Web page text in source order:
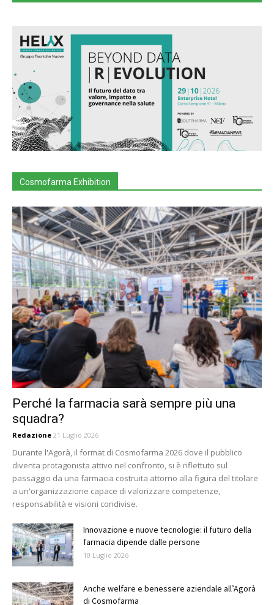
Cosmofarma Exhibition
Perché la farmacia sarà sempre più una
squadra?
Redazione 21 Luglio 2026
Durante l'Agorà, il format di Cosmofarma 2026 dove il pubblico
diventa protagonista attivo nel confronto, si è riflettuto sul
passaggio da una farmacia costruita attorno alla figura del titolare
a un'organizzazione capace di valorizzare competenze,
responsabilità e visioni condivise.
Innovazione e nuove tecnologie: il futuro della
farmacia dipende dalle persone
10 Luglio 2026
Anche welfare e benessere aziendale all’Agorà
di Cosmofarma